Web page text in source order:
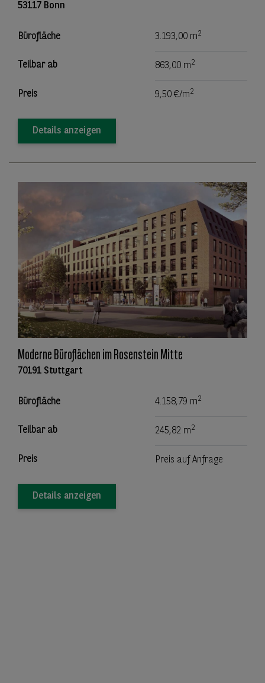
53117 Bonn
Bürofläche 3.193,00 m2
Teilbar ab 863,00 m2
Preis 9,50 €/m2
Details anzeigen
Moderne Büroflächen im Rosenstein Mitte
70191 Stuttgart
Bürofläche 4.158,79 m2
Teilbar ab 245,82 m2
Preis Preis auf Anfrage
Details anzeigen